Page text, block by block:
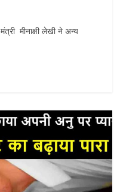
मीनाक्षी लेखी ने अन्य